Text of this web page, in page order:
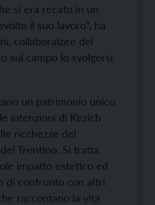
si era recato in un
il suo lavoro”, ha
collaboratore del
sul campo lo svolgersi
un patrimonio unico
intenzioni di Kezich
ricchezze del
Trentino. Si tratta
impatto estetico ed
di confronto con altri
raccontano la vita